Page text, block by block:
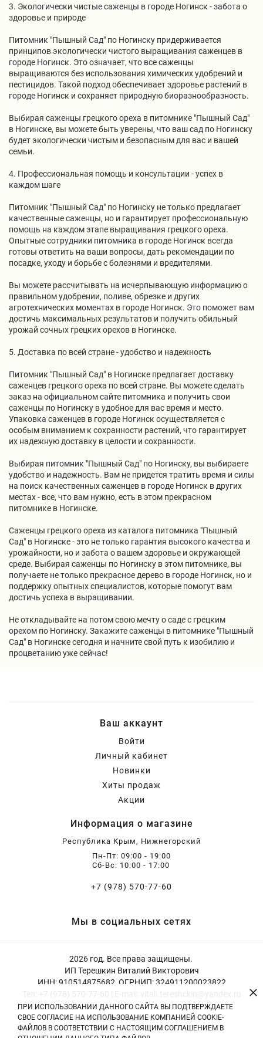
3. Экологически чистые саженцы в городе Ногинск - забота о
здоровье и природе
Питомник "Пышный Сад" по Ногинску придерживается
принципов экологически чистого выращивания саженцев в
городе Ногинск. Это означает, что все саженцы
выращиваются без использования химических удобрений и
пестицидов. Такой подход обеспечивает здоровье растений в
городе Ногинск и сохраняет природную биоразнообразность.
Выбирая саженцы грецкого ореха в питомнике "Пышный Сад"
в Ногинске, вы можете быть уверены, что ваш сад по Ногинску
будет экологически чистым и безопасным для вас и вашей
семьи.
4. Профессиональная помощь и консультации - успех в
каждом шаге
Питомник "Пышный Сад" по Ногинску не только предлагает
качественные саженцы, но и гарантирует профессиональную
помощь на каждом этапе выращивания грецкого ореха.
Опытные сотрудники питомника в городе Ногинск всегда
готовы ответить на ваши вопросы, дать рекомендации по
посадке, уходу и борьбе с болезнями и вредителями.
Вы можете рассчитывать на исчерпывающую информацию о
правильном удобрении, поливе, обрезке и других
агротехнических моментах в городе Ногинск. Это поможет вам
достичь максимальных результатов и получить обильный
урожай сочных грецких орехов в Ногинске.
5. Доставка по всей стране - удобство и надежность
Питомник "Пышный Сад" в Ногинске предлагает доставку
саженцев грецкого ореха по всей стране. Вы можете сделать
заказ на официальном сайте питомника и получить свои
саженцы по Ногинску в удобное для вас время и место.
Упаковка саженцев в городе Ногинск осуществляется с
особым вниманием к сохранности растений, что гарантирует
их надежную доставку в целости и сохранности.
Выбирая питомник "Пышный Сад" по Ногинску, вы выбираете
удобство и надежность. Вам не придется тратить время и силы
на поиск качественных саженцев в городе Ногинск в других
местах - все, что вам нужно, есть в этом прекрасном
питомнике в Ногинске.
Саженцы грецкого ореха из каталога питомника "Пышный
Сад" в Ногинске - это не только гарантия высокого качества и
урожайности, но и забота о вашем здоровье и окружающей
среде. Выбирая саженцы по Ногинску в этом питомнике, вы
получаете не только прекрасное дерево в городе Ногинск, но и
поддержку опытных специалистов, которые помогут вам
достичь успеха в выращивании.
Не откладывайте на потом свою мечту о саде с грецким
орехом по Ногинску. Закажите саженцы в питомнике "Пышный
Сад" в Ногинске сегодня и начните свой путь к изобилию и
процветанию уже сейчас!
Ваш аккаунт
Войти
Личный кабинет
Новинки
Хиты продаж
Акции
Информация о магазине
Республика Крым, Нижнегорский
Пн-Пт: 09:00 - 19:00
Сб-Вс: 10:00 - 17:00
+7 (978) 570-77-60
Мы в социальных сетях
2026 год. Все права защищены.
ИП Терешкин Виталий Викторович
ИНН: 910514875682, ОГРНИП: 324911200023822
Политика конфиденциальности|Оферта
ПРИ ИСПОЛЬЗОВАНИИ ДАННОГО САЙТА ВЫ ПОДТВЕРЖДАЕТЕ
СВОЕ СОГЛАСИЕ НА ИСПОЛЬЗОВАНИЕ КОМПАНИЕЙ COOKIE-
ФАЙЛОВ В СООТВЕТСТВИИ С НАСТОЯЩИМ СОГЛАШЕНИЕМ В
×